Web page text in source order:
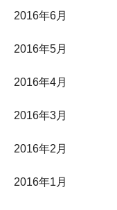
2016年6月
2016年5月
2016年4月
2016年3月
2016年2月
2016年1月